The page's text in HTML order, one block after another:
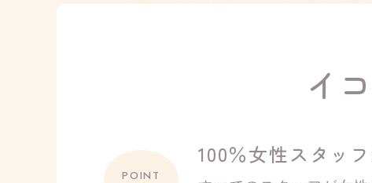
イ
POINT
100％女性スタッ